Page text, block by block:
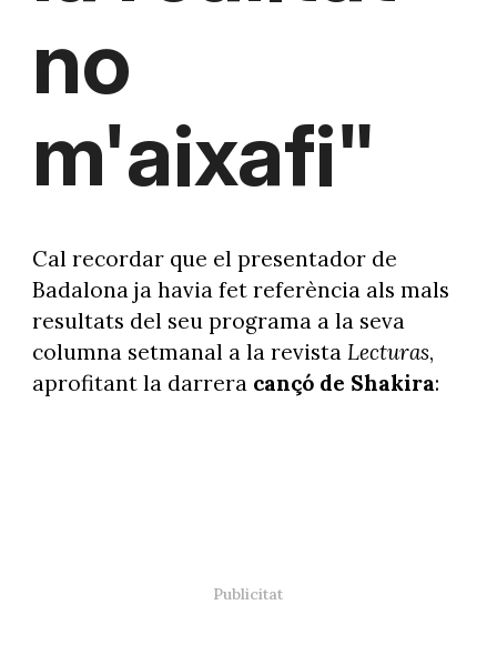
no
m'aixafi"
Cal recordar que el presentador de
Badalona ja havia fet referència als mals
resultats del seu programa a la seva
columna setmanal a la revista Lecturas,
aprofitant la darrera cançó de Shakira: